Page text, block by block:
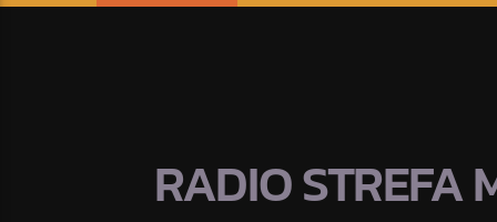
RADIO STREFA